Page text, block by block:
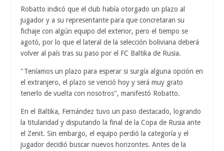
Robatto indicó que el club había otorgado un plazo al
jugador y a su representante para que concretaran su
fichaje con algún equipo del exterior, pero el tiempo se
agotó, por lo que el lateral de la selección boliviana deberá
volver al país tras su paso por el FC Baltika de Rusia.
"Teníamos un plazo para esperar si surgía alguna opción en
el extranjero, el plazo se venció hoy y será muy grato
tenerlo de vuelta con nosotros", manifestó Robatto.
En el Baltika, Fernández tuvo un paso destacado, logrando
la titularidad y disputando la final de la Copa de Rusia ante
el Zenit. Sin embargo, el equipo perdió la categoría y el
jugador decidió buscar nuevos horizontes. Antes de la